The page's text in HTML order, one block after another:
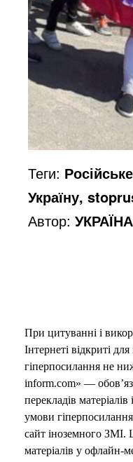
Теги:
Україну,
Автор:
При цитуванні і
Інтернеті відкриті
гіперпосилання не
inform.com» —
перекладів
умови
сайт іноземного ЗМІ.
матеріалів у офлайн-